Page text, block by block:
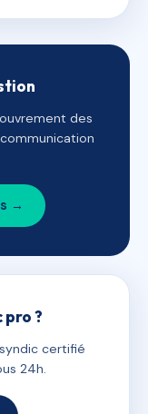
des
→
pro ?
certifié
24h.